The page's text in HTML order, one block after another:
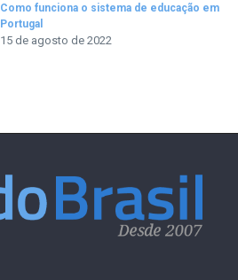
Como funciona o sistema de educação em
Portugal
15 de agosto de 2022